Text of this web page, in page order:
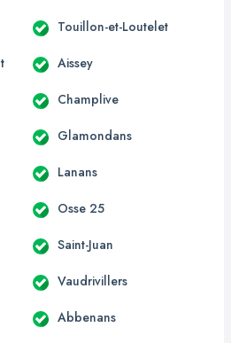
Touillon-et-Loutelet
Aissey
Champlive
Glamondans
Lanans
Osse 25
Saint-Juan
Vaudrivillers
Abbenans